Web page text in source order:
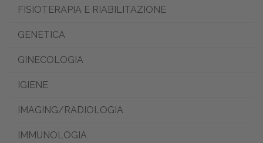
FISIOTERAPIA E RIABILITAZIONE
GENETICA
GINECOLOGIA
IGIENE
IMAGING/RADIOLOGIA
IMMUNOLOGIA